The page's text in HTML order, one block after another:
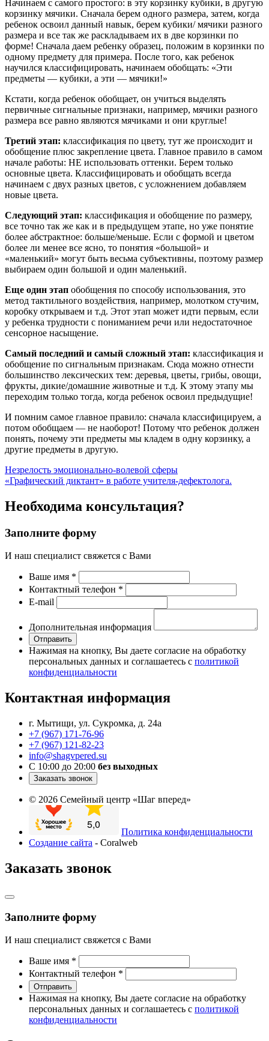
Начинаем с самого простого: в эту корзинку кубики, в другую
корзинку мячики. Сначала берем одного размера, затем, когда
ребенок освоил данный навык, берем кубики/ мячики разного
размера и все так же раскладываем их в две корзинки по
форме! Сначала даем ребенку образец, положим в корзинки по
одному предмету для примера. После того, как ребенок
научился классифицировать, начинаем обобщать: «Эти
предметы — кубики, а эти — мячики!»
Кстати, когда ребенок обобщает, он учиться выделять
первичные сигнальные признаки, например, мячики разного
размера все равно являются мячиками и они круглые!
Третий этап: классификация по цвету, тут же происходит и
обобщение плюс закрепление цвета. Главное правило в самом
начале работы: НЕ использовать оттенки. Берем только
основные цвета. Классифицировать и обобщать всегда
начинаем с двух разных цветов, с усложнением добавляем
новые цвета.
Следующий этап: классификация и обобщение по размеру,
все точно так же как и в предыдущем этапе, но уже понятие
более абстрактное: больше/меньше. Если с формой и цветом
более ли менее все ясно, то понятия «большой» и
«маленький» могут быть весьма субъективны, поэтому размер
выбираем один большой и один маленький.
Еще один этап обобщения по способу использования, это
метод тактильного воздействия, например, молотком стучим,
коробку открываем и т.д. Этот этап может идти первым, если
у ребенка трудности с пониманием речи или недостаточное
сенсорное насыщение.
Самый последний и самый сложный этап: классификация и
обобщение по сигнальным признакам. Сюда можно отнести
большинство лексических тем: деревья, цветы, грибы, овощи,
фрукты, дикие/домашние животные и т.д. К этому этапу мы
переходим только тогда, когда ребенок освоил предыдущие!
И помним самое главное правило: сначала классифицируем, а
потом обобщаем — не наоборот! Потому что ребенок должен
понять, почему эти предметы мы кладем в одну корзинку, а
другие предметы в другую.
Навигация
по
записям
Незрелость эмоционально-волевой сферы
«Графический диктант» в работе учителя-дефектолога.
Необходима консультация?
Заполните форму
И наш специалист свяжется с Вами
Ваше имя *
Контактный телефон *
Е-mail
Дополнительная информация
Отправить
Нажимая на кнопку, Вы даете согласие на обработку
персональных данных и соглашаетесь с политикой
конфиденциальности
Контактная информация
г. Мытищи, ул. Сукромка, д. 24а
+7 (967) 171-76-96
+7 (967) 121-82-23
info@shagvpered.su
С 10:00 до 20:00 без выходных
Заказать звонок
© 2026 Семейный центр «Шаг вперед»
Политика конфиденциальности
Создание сайта - Coralweb
Заказать звонок
Заполните форму
И наш специалист свяжется с Вами
Ваше имя *
Контактный телефон *
Отправить
Нажимая на кнопку, Вы даете согласие на обработку
персональных данных и соглашаетесь с политикой
конфиденциальности